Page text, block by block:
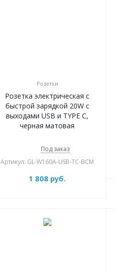
Розетки
Розетка электрическая с
быстрой зарядкой 20W с
выходами USB и TYPE C,
черная матовая
Под заказ
Артикул: GL-W160A-USB-TC-BCM
1 808 руб.